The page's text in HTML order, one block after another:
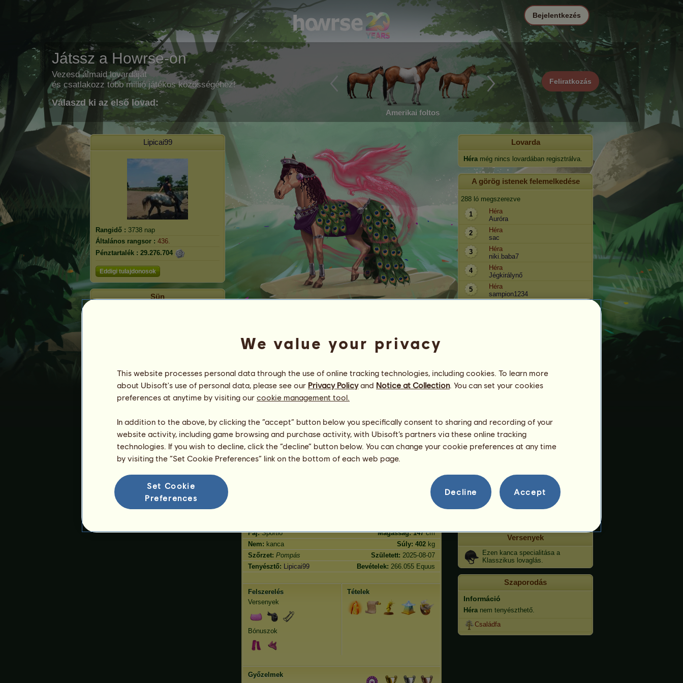
Játssz a Howrse-on
Vezesd álmaid lovardáját
és csatlakozz több millió játékos közösségéhez!
Válaszd ki az első lovad:
Amerikai foltos
Feliratkozás
Bejelentkezés
Lipicai99
Rangidő : 3738 nap
Általános rangsor : 436.
Pénztartalék : 29.276.704
Eddigi tulajdonosok
Sün
Bokréták
# 76
24:00
Egészség
100%
Hangulat
100%
Állóképesség
3409.74
Gyorsaság
4649.65
Díjlovaglás
4649.65
Galopp
Faj:Sportló Magasság: 147cm
Nem: kanca Súly: 402 kg
Szőrzet: Pompás Született: 2025-08-07
Tenyésztő: Lipicai99 Bevételek: 266.055 Equus
Felszerelés
Versenyek
Bónuszok
Tételek
Győzelmek
Lovarda
Héramég nincs lovardában regisztrálva.
A görög istenek felemelkedése
288 ló megszerezve
1
Héra
Auróra
2
Héra
sac
3
Héra
niki.baba7
4
Héra
Jégkirálynő
5
Héra
sampion1234
kata69
10
Nemu
Tréning
Állóképesség
Versenyek
Ezen kanca specialitása a
Klasszikus lovaglás.
Szaporodás
Információ
Héranem tenyészthető.
Családfa
We value your privacy
This website processes personal data through the use of online tracking technologies, including cookies. To learn more
about Ubisoft's use of personal data, please see our Privacy Policyand Notice at Collection. You can set your cookies
preferences at anytime by visiting our cookie management tool.
In addition to the above, by clicking the “accept” button below you specifically consent to sharing and recording of your
website activity, including game browsing and purchase activity, with Ubisoft’s partners via these online tracking
technologies. If you wish to decline, click the “decline” button below. You can change your cookie preferences at any time
by visiting the “Set Cookie Preferences” link on the bottom of each web page.
Set Cookie
Preferences
Decline Accept